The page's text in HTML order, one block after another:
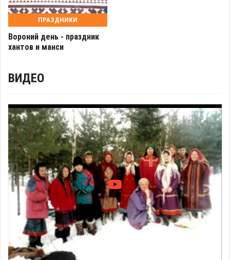
ПРАЗДНИКИ
Вороний день - праздник
хантов и манси
ВИДЕО